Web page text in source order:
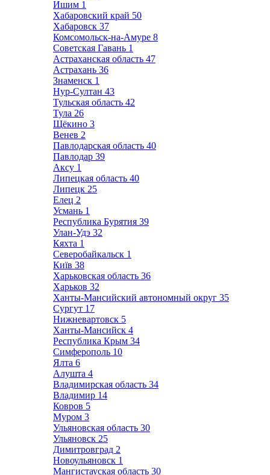
Ишим 1
Хабаровский край 50
Хабаровск 37
Комсомольск-на-Амуре 8
Советская Гавань 1
Астраханская область 47
Астрахань 36
Знаменск 1
Нур-Султан 43
Тульская область 42
Тула 26
Щёкино 3
Венев 2
Павлодарская область 40
Павлодар 39
Аксу 1
Липецкая область 40
Липецк 25
Елец 2
Усмань 1
Республика Бурятия 39
Улан-Удэ 32
Кяхта 1
Северобайкальск 1
Київ 38
Харьковская область 36
Харьков 32
Ханты-Мансийский автономный округ 35
Сургут 17
Нижневартовск 5
Ханты-Мансийск 4
Республика Крым 34
Симферополь 10
Ялта 6
Алушта 4
Владимирская область 34
Владимир 14
Ковров 5
Муром 3
Ульяновская область 30
Ульяновск 25
Димитровград 2
Новоульяновск 1
Мангистауская область 30